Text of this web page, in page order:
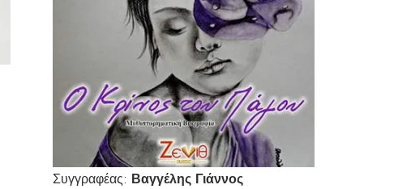
Συγγραφέας: Βαγγέλης Γιάννος